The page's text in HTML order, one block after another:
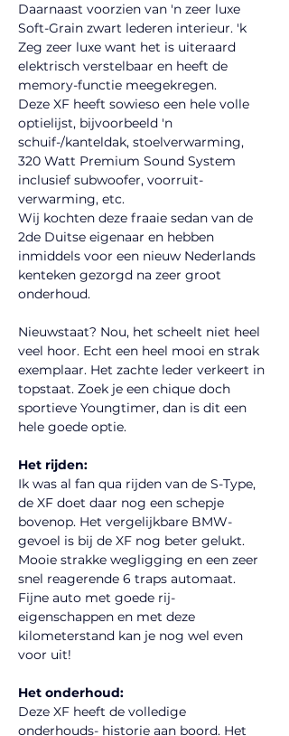
Daarnaast voorzien van 'n zeer luxe
Soft-Grain zwart lederen interieur. 'k
Zeg zeer luxe want het is uiteraard
elektrisch verstelbaar en heeft de
memory-functie meegekregen.
Deze XF heeft sowieso een hele volle
optielijst, bijvoorbeeld 'n
schuif-/kanteldak, stoelverwarming,
320 Watt Premium Sound System
inclusief subwoofer, voorruit-
verwarming, etc.
Wij kochten deze fraaie sedan van de
2de Duitse eigenaar en hebben
inmiddels voor een nieuw Nederlands
kenteken gezorgd na zeer groot
onderhoud.
Nieuwstaat? Nou, het scheelt niet heel
veel hoor. Echt een heel mooi en strak
exemplaar. Het zachte leder verkeert in
topstaat. Zoek je een chique doch
sportieve Youngtimer, dan is dit een
hele goede optie.
Het rijden:
Ik was al fan qua rijden van de S-Type,
de XF doet daar nog een schepje
bovenop. Het vergelijkbare BMW-
gevoel is bij de XF nog beter gelukt.
Mooie strakke wegligging en een zeer
snel reagerende 6 traps automaat.
Fijne auto met goede rij-
eigenschappen en met deze
kilometerstand kan je nog wel even
voor uit!
Het onderhoud:
Deze XF heeft de volledige
onderhouds- historie aan boord. Het